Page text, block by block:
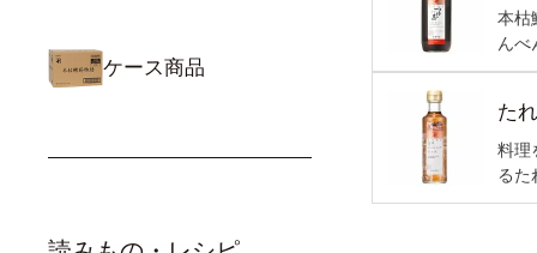
ケース商品
本枯
んべ
た
料理
るた